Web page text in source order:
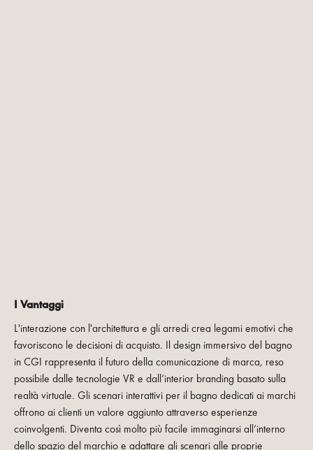
I Vantaggi
L'interazione con l'architettura e gli arredi crea legami emotivi che
favoriscono le decisioni di acquisto. Il design immersivo del bagno
in CGI rappresenta il futuro della comunicazione di marca, reso
possibile dalle tecnologie VR e dall’interior branding basato sulla
realtà virtuale. Gli scenari interattivi per il bagno dedicati ai marchi
offrono ai clienti un valore aggiunto attraverso esperienze
coinvolgenti. Diventa così molto più facile immaginarsi all’interno
dello spazio del marchio e adattare gli scenari alle proprie